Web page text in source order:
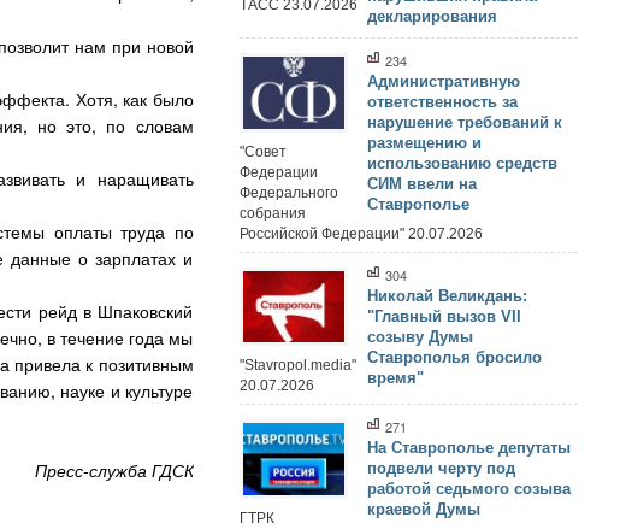
нам при новой
Хотя, как было
но это, по словам
и наращивать
оплаты труда по
данные о зарплатах и
рейд в Шпаковский
в течение года мы
привела к позитивным
науке и культуре
Пресс-служба ГДСК
декларирования
ТАСС 23.07.2026
234
Административную
ответственность за
нарушение требований к
размещению и
использованию средств
СИМ ввели на
Ставрополье
"Совет
Федерации
Федерального
собрания
Российской Федерации" 20.07.2026
304
Николай Великдань:
"Главный вызов VII
созыву Думы
Ставрополья бросило
время"
"Stavropol.media"
20.07.2026
271
На Ставрополье депутаты
подвели черту под
работой седьмого созыва
краевой Думы
ГТРК